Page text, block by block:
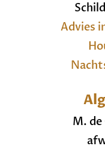
Advies
M. de